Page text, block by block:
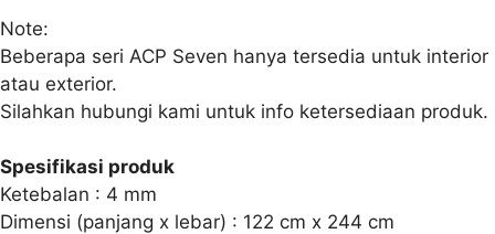
Note:
Beberapa seri ACP Seven hanya tersedia untuk interior
atau exterior.
Silahkan hubungi kami untuk info ketersediaan produk.
Spesifikasi produk
Ketebalan : 4 mm
Dimensi (panjang x lebar) : 122 cm x 244 cm